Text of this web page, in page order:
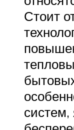
Стоит
систем,